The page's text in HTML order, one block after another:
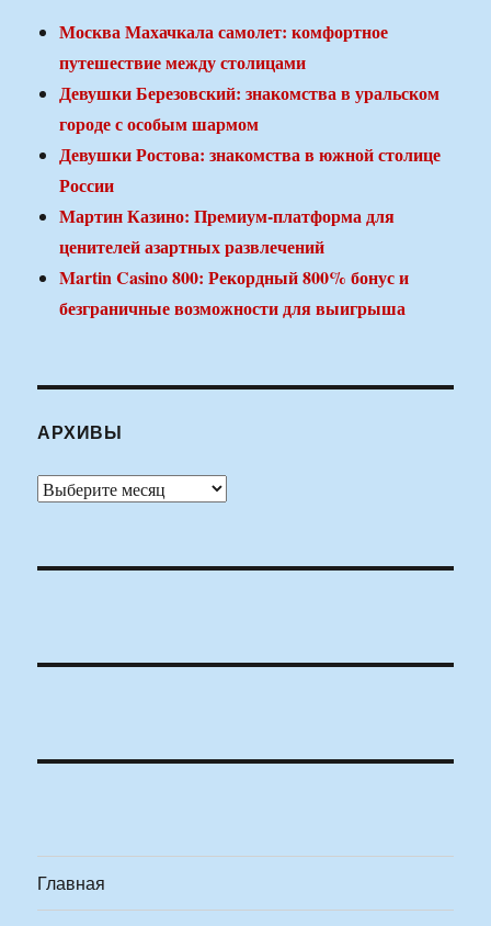
Москва Махачкала самолет: комфортное
путешествие между столицами
Девушки Березовский: знакомства в уральском
городе с особым шармом
Девушки Ростова: знакомства в южной столице
России
Мартин Казино: Премиум-платформа для
ценителей азартных развлечений
Martin Casino 800: Рекордный 800% бонус и
безграничные возможности для выигрыша
АРХИВЫ
Архивы
Главная